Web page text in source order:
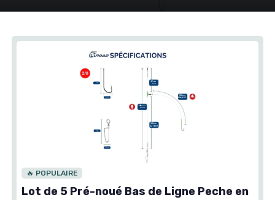
🔥 POPULAIRE
Lot de 5 Pré-noué Bas de Ligne Peche en